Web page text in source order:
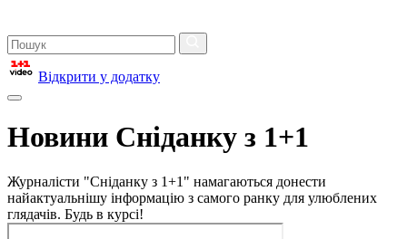
Відкрити у додатку
Новини Сніданку з 1+1
Журналісти "Сніданку з 1+1" намагаються донести
найактуальнішу інформацію з самого ранку для улюблених
глядачів. Будь в курсі!